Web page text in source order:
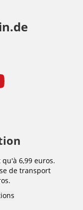
6,99 euros.
de transport